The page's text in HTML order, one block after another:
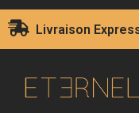
Livraison